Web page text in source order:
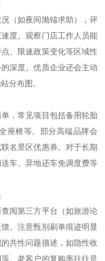
（如夜间抛锚求助），评
度。观察门店工作人员能
、限速政策变化等区域性
深度。优质企业还会主动
分布图。
，常见项目包括备用轮胎
座椅等。部分高端品牌会
名景区优惠券。对于长期
车、异地还车免调度费等
阅第三方平台（如旅游论
。注意甄别刷单痕迹明显
共性问题描述，如隐性收
。老客户的复购率往往是